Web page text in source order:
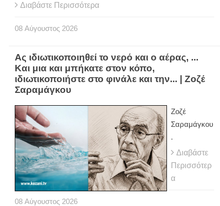
Διαβάστε Περισσότερα
08 Αύγουστος 2026
Ας ιδιωτικοποιηθεί το νερό και ο αέρας, ...
Και μια και μπήκατε στον κόπο,
ιδιωτικοποιήστε στο φινάλε και την... | Ζοζέ
Σαραμάγκου
Ζοζέ
Σαραμάγκου
.
Διαβάστε
Περισσότερ
α
08 Αύγουστος 2026